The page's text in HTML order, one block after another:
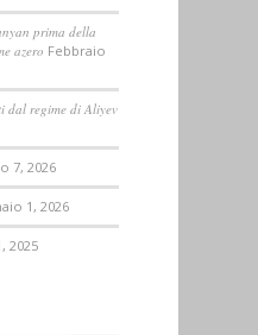
prima della
azero Febbraio
dal regime di Aliyev
7, 2026
1, 2026
2025